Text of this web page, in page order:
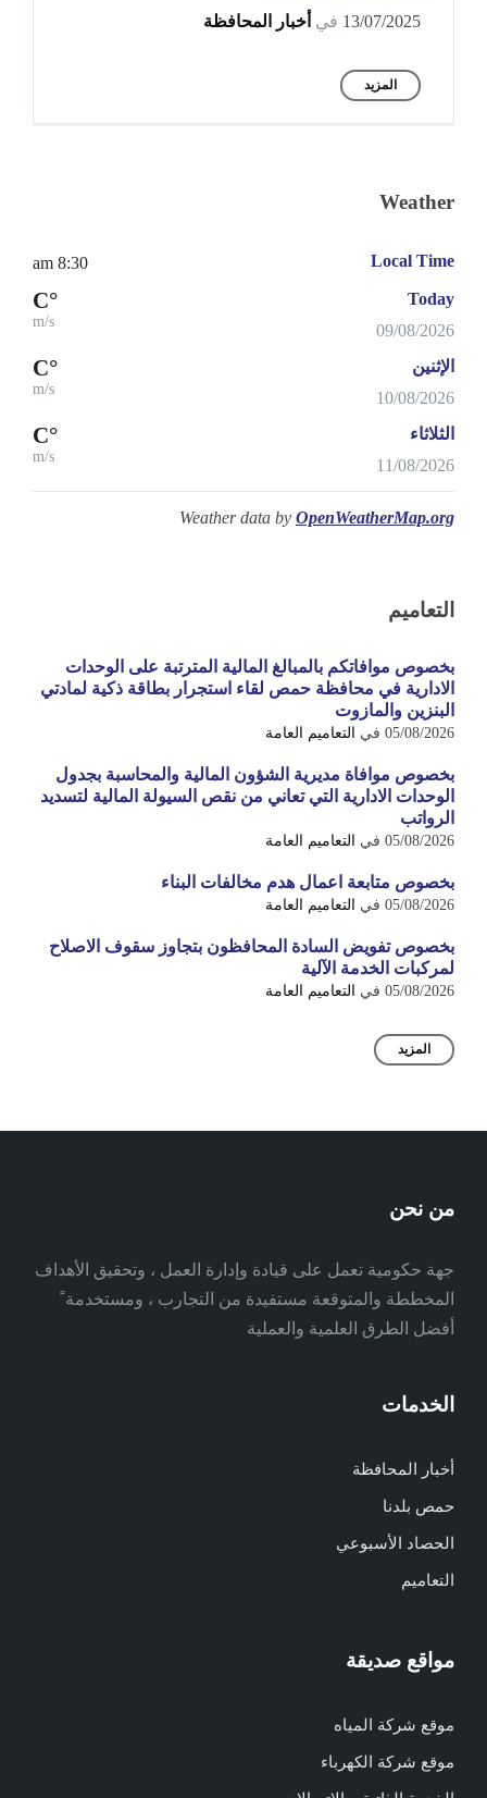
13/07/2025 في أخبار المحافظة
المزيد
Weather
Local Time
8:30 am
Today
09/08/2026
°C
m/s
الإثنين
10/08/2026
°C
m/s
الثلاثاء
11/08/2026
°C
m/s
Weather data by OpenWeatherMap.org
التعاميم
بخصوص موافاتكم بالمبالغ المالية المترتبة على الوحدات
الادارية في محافظة حمص لقاء استجرار بطاقة ذكية لمادتي
البنزين والمازوت
05/08/2026 في التعاميم العامة
بخصوص موافاة مديرية الشؤون المالية والمحاسبة بجدول
الوحدات الادارية التي تعاني من نقص السيولة المالية لتسديد
الرواتب
05/08/2026 في التعاميم العامة
بخصوص متابعة اعمال هدم مخالفات البناء
05/08/2026 في التعاميم العامة
بخصوص تفويض السادة المحافظون بتجاوز سقوف الاصلاح
لمركبات الخدمة الآلية
05/08/2026 في التعاميم العامة
المزيد
من نحن
جهة حكومية تعمل على قيادة وإدارة العمل ، وتحقيق الأهداف
المخططة والمتوقعة مستفيدة من التجارب ، ومستخدمة ً
أفضل الطرق العلمية والعملية
الخدمات
أخبار المحافظة
حمص بلدنا
الحصاد الأسبوعي
التعاميم
مواقع صديقة
موقع شركة المياه
موقع شركة الكهرباء